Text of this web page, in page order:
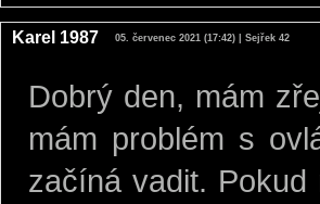
Karel 1987 05. červenec 2021 (17:42) | Sejřek 42
Dobrý den, mám
mám problém s
začíná vadit.